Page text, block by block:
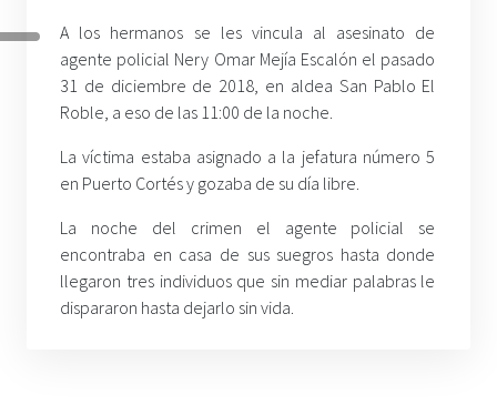
A los hermanos se les vincula al asesinato de
agente policial Nery Omar Mejía Escalón el pasado
31 de diciembre de 2018, en aldea San Pablo El
Roble, a eso de las 11:00 de la noche.
La víctima estaba asignado a la jefatura número 5
en Puerto Cortés y gozaba de su día libre.
La noche del crimen el agente policial se
encontraba en casa de sus suegros hasta donde
llegaron tres individuos que sin mediar palabras le
dispararon hasta dejarlo sin vida.